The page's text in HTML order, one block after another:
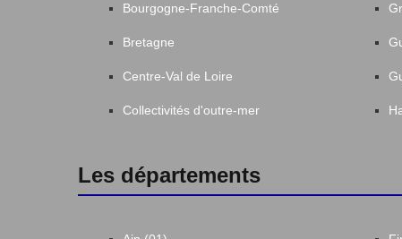
Bourgogne-Franche-Comté
Bretagne
Centre-Val de Loire
Collectivités d'outre-mer
Les départements